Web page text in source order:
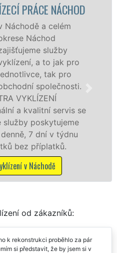
se
jak
zárukou
STOP bez
od zákazníků:
k rekonstrukci proběhlo za pár
si představit, že by jsem si v